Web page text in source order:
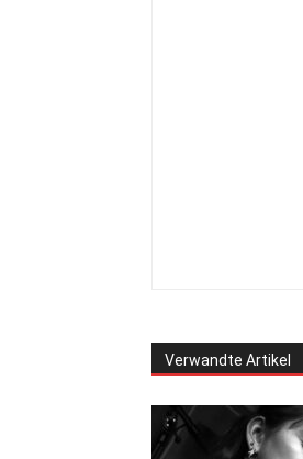
Verwandte Artikel